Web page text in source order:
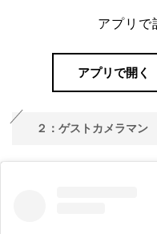
アプリで
アプリで開く
２：ゲストカメラマン